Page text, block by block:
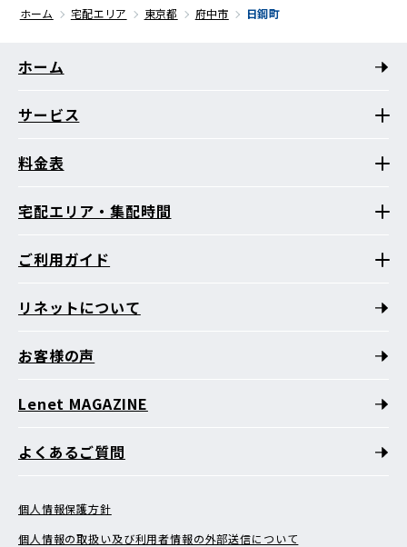
ホーム 宅配エリア 東京都 府中市 日鋼町
ホーム
サービス
料金表
宅配エリア・集配時間
ご利用ガイド
リネットについて
お客様の声
Lenet MAGAZINE
よくあるご質問
個人情報保護方針
個人情報の取扱い及び利用者情報の外部送信について